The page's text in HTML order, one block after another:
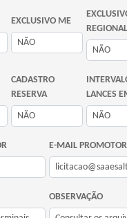
EXCLUSIVO ME
REGIONAL
CADASTRO
RESERVA
LANCES
E-MAIL PROMOTOR
OBSERVAÇÃO